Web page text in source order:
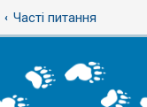
Часті питання